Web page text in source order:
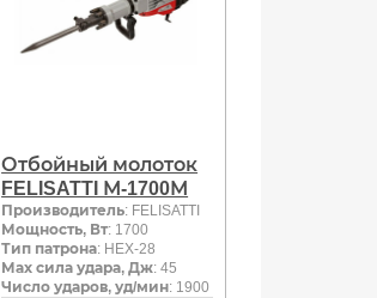
Отбойный молоток
FELISATTI М-1700М
Производитель: FELISATTI
Мощность, Вт: 1700
Тип патрона: HEX-28
Мах сила удара, Дж: 45
Число ударов, уд/мин: 1900